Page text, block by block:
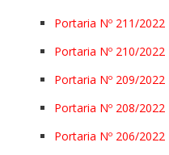
Portaria Nº 211/2022
Portaria Nº 210/2022
Portaria Nº 209/2022
Portaria Nº 208/2022
Portaria Nº 206/2022